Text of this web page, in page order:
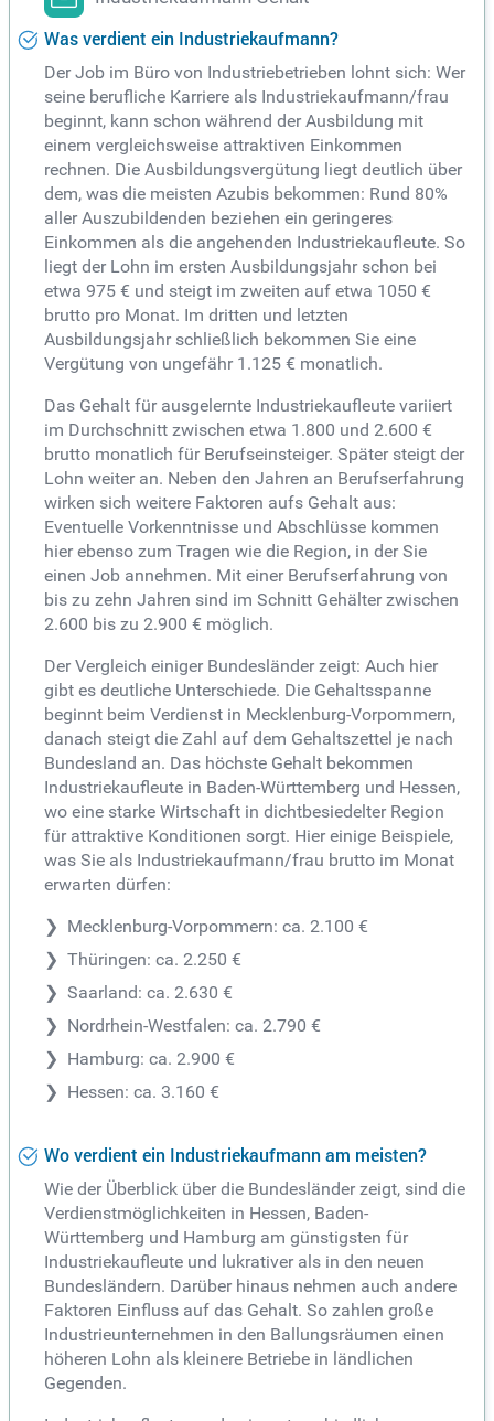
Was verdient ein Industriekaufmann?
Der Job im Büro von Industriebetrieben lohnt sich: Wer
seine berufliche Karriere als Industriekaufmann/frau
beginnt, kann schon während der Ausbildung mit
einem vergleichsweise attraktiven Einkommen
rechnen. Die Ausbildungsvergütung liegt deutlich über
dem, was die meisten Azubis bekommen: Rund 80%
aller Auszubildenden beziehen ein geringeres
Einkommen als die angehenden Industriekaufleute. So
liegt der Lohn im ersten Ausbildungsjahr schon bei
etwa 975 € und steigt im zweiten auf etwa 1050 €
brutto pro Monat. Im dritten und letzten
Ausbildungsjahr schließlich bekommen Sie eine
Vergütung von ungefähr 1.125 € monatlich.
Das Gehalt für ausgelernte Industriekaufleute variiert
im Durchschnitt zwischen etwa 1.800 und 2.600 €
brutto monatlich für Berufseinsteiger. Später steigt der
Lohn weiter an. Neben den Jahren an Berufserfahrung
wirken sich weitere Faktoren aufs Gehalt aus:
Eventuelle Vorkenntnisse und Abschlüsse kommen
hier ebenso zum Tragen wie die Region, in der Sie
einen Job annehmen. Mit einer Berufserfahrung von
bis zu zehn Jahren sind im Schnitt Gehälter zwischen
2.600 bis zu 2.900 € möglich.
Der Vergleich einiger Bundesländer zeigt: Auch hier
gibt es deutliche Unterschiede. Die Gehaltsspanne
beginnt beim Verdienst in Mecklenburg-Vorpommern,
danach steigt die Zahl auf dem Gehaltszettel je nach
Bundesland an. Das höchste Gehalt bekommen
Industriekaufleute in Baden-Württemberg und Hessen,
wo eine starke Wirtschaft in dichtbesiedelter Region
für attraktive Konditionen sorgt. Hier einige Beispiele,
was Sie als Industriekaufmann/frau brutto im Monat
erwarten dürfen:
Mecklenburg-Vorpommern: ca. 2.100 €
Thüringen: ca. 2.250 €
Saarland: ca. 2.630 €
Nordrhein-Westfalen: ca. 2.790 €
Hamburg: ca. 2.900 €
Hessen: ca. 3.160 €
Wo verdient ein Industriekaufmann am meisten?
Wie der Überblick über die Bundesländer zeigt, sind die
Verdienstmöglichkeiten in Hessen, Baden-
Württemberg und Hamburg am günstigsten für
Industriekaufleute und lukrativer als in den neuen
Bundesländern. Darüber hinaus nehmen auch andere
Faktoren Einfluss auf das Gehalt. So zahlen große
Industrieunternehmen in den Ballungsräumen einen
höheren Lohn als kleinere Betriebe in ländlichen
Gegenden.